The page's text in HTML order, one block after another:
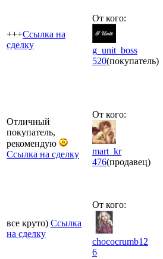
+++Ссылка на
сделку
От кого:
g_unit_boss
520(покупатель)
Отличный
покупатель,
рекомендую
Ссылка на сделку
От кого:
mart_kr
476(продавец)
все круто) Ссылка
на сделку
От кого:
chococrumb12
6